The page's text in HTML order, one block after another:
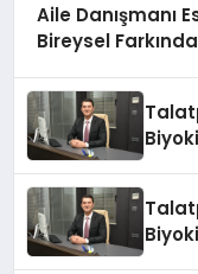
Aile Danışmanı
Bireysel